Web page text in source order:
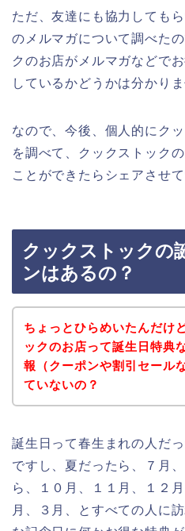
ただ、友達にも協力しても
のメルマガについて調べた
クのお店がメルマガなどで
しているかどうかは分かりま
なので、今後、個人的にク
を調べて、クックストック
ことができたらシェアさせ
クックストックの
ンはあるの？
ちょっとひらめいたんだけ
ックのお店って誕生日特典
報（クーポンや割引セール
ていないの？
誕生日って春生まれの人だ
ですし、夏だったら、７月
ら、１０月、１１月、１２
月、３月、とすべての人に